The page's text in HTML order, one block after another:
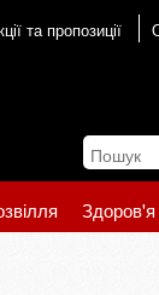
та пропозиції
Здоров'я